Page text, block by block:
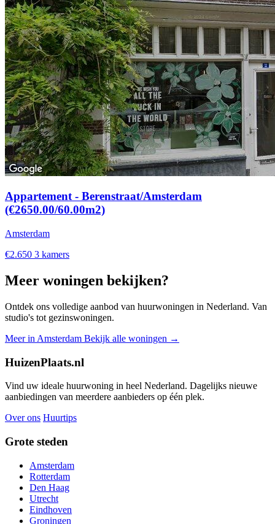
Appartement - Berenstraat/Amsterdam
(€2650.00/60.00m2)
Amsterdam
€2.650 3 kamers
Meer woningen bekijken?
Ontdek ons volledige aanbod van huurwoningen in Nederland. Van
studio's tot gezinswoningen.
Meer in Amsterdam Bekijk alle woningen →
HuizenPlaats.nl
Vind uw ideale huurwoning in heel Nederland. Dagelijks nieuwe
aanbiedingen van meerdere aanbieders op één plek.
Over ons Huurtips
Grote steden
Amsterdam
Rotterdam
Den Haag
Utrecht
Eindhoven
Groningen